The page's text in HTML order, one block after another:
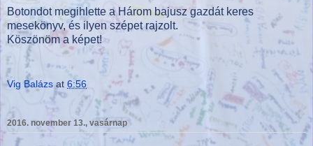
Botondot megihlette a Három bajusz gazdát keres
mesekönyv, és ilyen szépet rajzolt.
Köszönöm a képet!
Vig Balázs at 6:56
2016. november 13., vasárnap